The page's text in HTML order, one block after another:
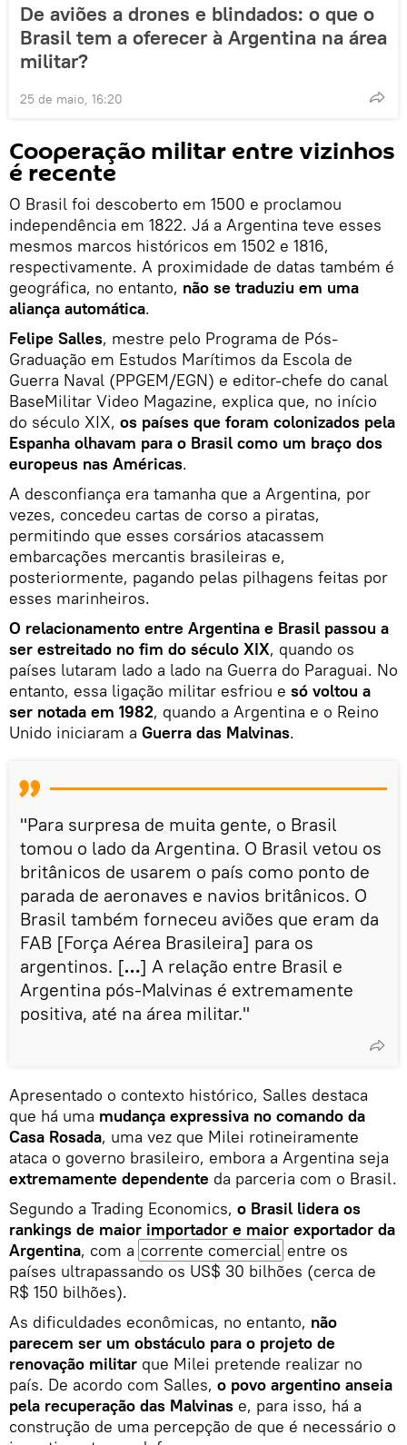
De aviões a drones e blindados: o que o
Brasil tem a oferecer à Argentina na área
militar?
25 de maio, 16:20
Cooperação militar entre vizinhos
é recente
O Brasil foi descoberto em 1500 e proclamou
independência em 1822. Já a Argentina teve esses
mesmos marcos históricos em 1502 e 1816,
respectivamente. A proximidade de datas também é
geográfica, no entanto, não se traduziu em uma
aliança automática.
Felipe Salles, mestre pelo Programa de Pós-
Graduação em Estudos Marítimos da Escola de
Guerra Naval (PPGEM/EGN) e editor-chefe do canal
BaseMilitar Video Magazine, explica que, no início
do século XIX, os países que foram colonizados pela
Espanha olhavam para o Brasil como um braço dos
europeus nas Américas.
A desconfiança era tamanha que a Argentina, por
vezes, concedeu cartas de corso a piratas,
permitindo que esses corsários atacassem
embarcações mercantis brasileiras e,
posteriormente, pagando pelas pilhagens feitas por
esses marinheiros.
O relacionamento entre Argentina e Brasil passou a
ser estreitado no fim do século XIX, quando os
países lutaram lado a lado na Guerra do Paraguai. No
entanto, essa ligação militar esfriou e só voltou a
ser notada em 1982, quando a Argentina e o Reino
Unido iniciaram a Guerra das Malvinas.
"Para surpresa de muita gente, o Brasil
tomou o lado da Argentina. O Brasil vetou os
britânicos de usarem o país como ponto de
parada de aeronaves e navios britânicos. O
Brasil também forneceu aviões que eram da
FAB [Força Aérea Brasileira] para os
argentinos. […] A relação entre Brasil e
Argentina pós-Malvinas é extremamente
positiva, até na área militar."
Apresentado o contexto histórico, Salles destaca
que há uma mudança expressiva no comando da
Casa Rosada, uma vez que Milei rotineiramente
ataca o governo brasileiro, embora a Argentina seja
extremamente dependente da parceria com o Brasil.
Segundo a Trading Economics, o Brasil lidera os
rankings de maior importador e maior exportador da
Argentina, com a corrente comercial entre os
países ultrapassando os US$ 30 bilhões (cerca de
R$ 150 bilhões).
As dificuldades econômicas, no entanto, não
parecem ser um obstáculo para o projeto de
renovação militar que Milei pretende realizar no
país. De acordo com Salles, o povo argentino anseia
pela recuperação das Malvinas e, para isso, há a
construção de uma percepção de que é necessário o